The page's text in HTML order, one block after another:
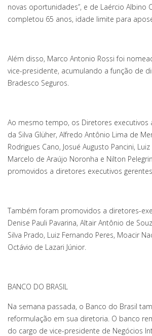
novas oportunidades”, e de Laércio Albino
completou 65 anos, idade limite para
Além disso, Marco Antonio Rossi foi
vice-presidente, acumulando a função de
Bradesco Seguros.
Ao mesmo tempo, os Diretores executivos
da Silva Glüher, Alfredo Antônio Lima de
Rodrigues Cano, Josué Augusto Pancini,
Marcelo de Araújo Noronha e Nilton
promovidos a diretores executivos
Também foram promovidos a diretores-
Denise Pauli Pavarina, Altair Antônio de
Silva Prado, Luiz Fernando Peres, Moacir
Octávio de Lazari Júnior.
BANCO DO BRASIL
Na semana passada, o Banco do Brasil
reformulação em sua diretoria. O banco
do cargo de vice-presidente de Negócios